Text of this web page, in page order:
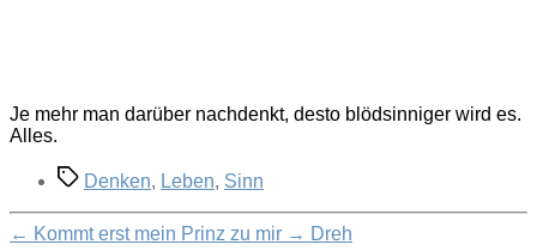
Je mehr man darüber nachdenkt, desto blödsinniger wird es.
Alles.
Schlagwörter
Denken, Leben, Sinn
← Kommt erst mein Prinz zu mir → Dreh